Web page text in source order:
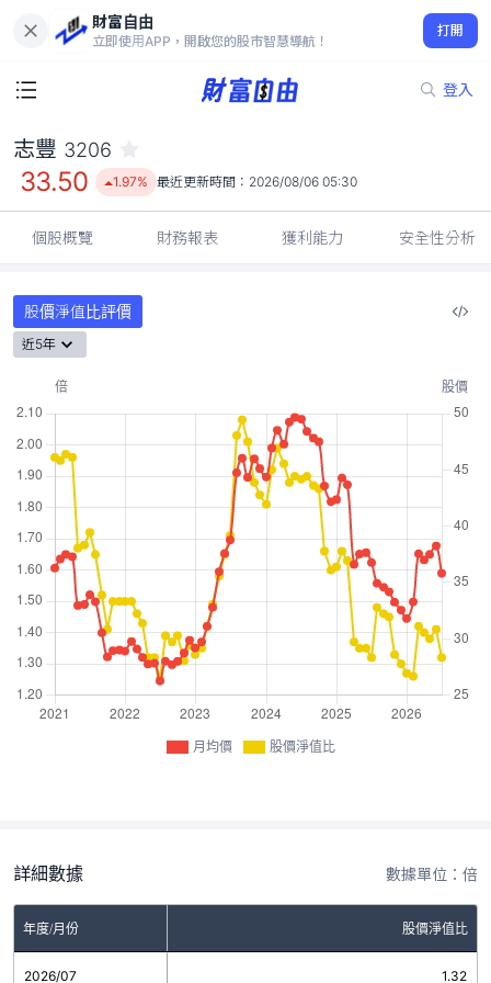
財富自由
立即使用APP，開啟您的股市智慧導航！
打開
登入
33.50
1.97%
志豐 3206
33.50 1.97% 最近更新時間： 2026/08/06 05:30
個股概覽 財務報表 獲利能力 安全性分析
股價淨值比評價
近5年
月均價 股價淨值比
詳細數據 數據單位：倍
年度/月份 股價淨值比
2026/07 1.32